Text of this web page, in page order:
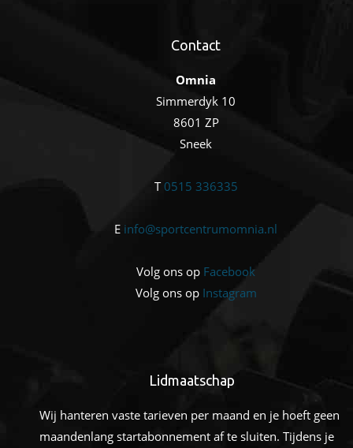
Contact
Omnia
Simmerdyk 10
8601 ZP
Sneek
T0515 336335
E info@sportcentrumomnia.nl
Volg ons op Facebook
Volg ons op Instagram
Lidmaatschap
Wij hanteren vaste tarieven per maand en je hoeft geen
maandenlang startabonnement af te sluiten. Tijdens je